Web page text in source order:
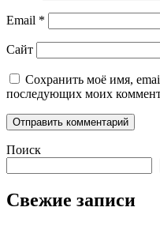
Email *
Сайт
Сохранить моё имя,
последующих моих
Поиск
Свежие записи